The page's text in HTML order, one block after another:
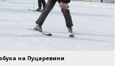
на Пуцаревини